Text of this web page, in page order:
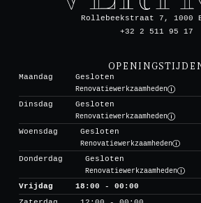
Rollebeekstraat 7, 1000
+32 2 511 95 17
Maandag
Gesloten
Renovatiewerkzaamheden
Dinsdag
Gesloten
Renovatiewerkzaamheden
Woensdag
Gesloten
Renovatiewerkzaamheden
Donderdag
Gesloten
Renovatiewerkzaamheden
Vrijdag
18:00 - 00:00